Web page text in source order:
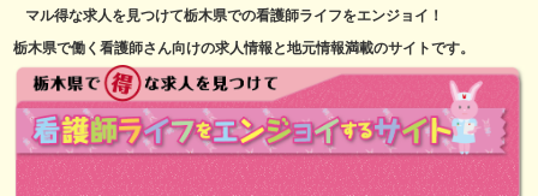
マル得な求人を見つけて栃木県での看護師ライフをエンジョイ！
栃木県で働く看護師さん向けの求人情報と地元情報満載のサイトです。